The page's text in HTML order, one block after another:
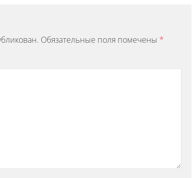
Обязательные поля помечены *